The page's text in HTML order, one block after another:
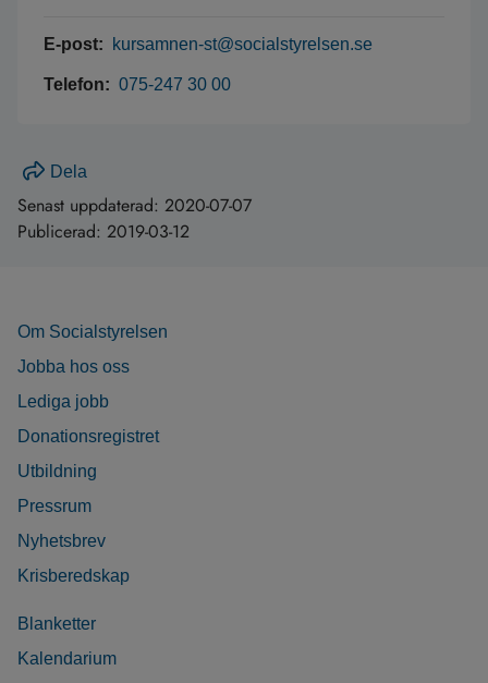
E-post: kursamnen-st@socialstyrelsen.se
Telefon: 075-247 30 00
Dela
Senast uppdaterad: 2020-07-07
Publicerad: 2019-03-12
Om Socialstyrelsen
Jobba hos oss
Lediga jobb
Donationsregistret
Utbildning
Pressrum
Nyhetsbrev
Krisberedskap
Blanketter
Kalendarium